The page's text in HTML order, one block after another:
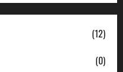
(12)
(0)